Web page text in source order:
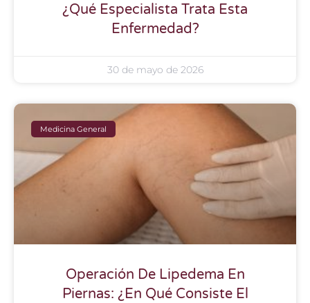
¿Qué Especialista Trata Esta
Enfermedad?
30 de mayo de 2026
Medicina General
Operación De Lipedema En
Piernas: ¿En Qué Consiste El